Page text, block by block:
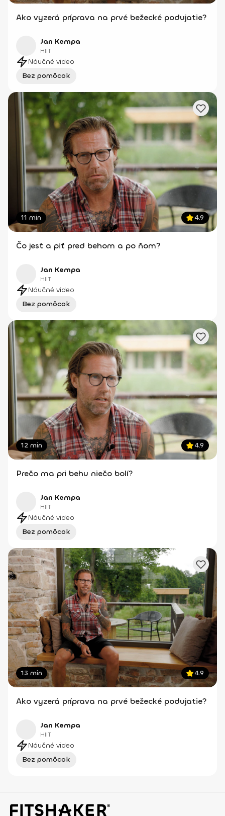
Ako vyzerá príprava na prvé bežecké podujatie?
Jan Kempa
HIIT
Náučné video
Bez pomôcok
11 min 4.9
Čo jesť a piť pred behom a po ňom?
Jan Kempa
HIIT
Náučné video
Bez pomôcok
12 min 4.9
Prečo ma pri behu niečo bolí?
Jan Kempa
HIIT
Náučné video
Bez pomôcok
13 min 4.9
Ako vyzerá príprava na prvé bežecké podujatie?
Jan Kempa
HIIT
Náučné video
Bez pomôcok